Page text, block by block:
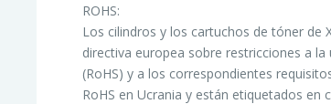
ROHS:
Los cilindros y los cartuchos de tóner
directiva europea sobre restricciones a
(RoHS) y a los correspondientes
RoHS en Ucrania y están etiquetados en